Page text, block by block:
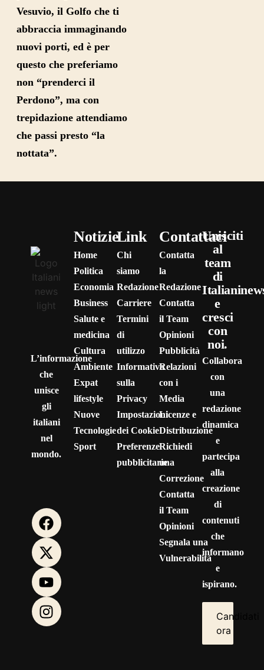
Vesuvio, il Golfo che ti
abbraccia immaginando
nuovi porti, ed è per
questo che preferiamo
non “prenderci il
Perdono”, ma con
trepidazione attendiamo
che passi presto “la
nottata”.
L’informazione
che
unisce
gli
italiani
nel
mondo.
Notizie
Home
Politica
Economia
Business
Salute e
medicina
Cultura
Ambiente
Expat
lifestyle
Nuove
Tecnologie
Sport
Link
Chi
siamo
Redazione
Carriere
Termini
di
utilizzo
Informativa
sulla
Privacy
Impostazioni
dei Cookie
Preferenze
pubblicitarie
Contattaci
Contatta
la
Redazione
Contatta
il Team
Opinioni
Pubblicità
Relazioni
con i
Media
Licenze e
Distribuzione
Richiedi
una
Correzione
Contatta
il Team
Opinioni
Segnala una
Vulnerabilità
Unisciti
al
team
di
e
cresci
con
noi.
Collabora
con
una
redazione
dinamica
e
partecipa
alla
creazione
di
contenuti
che
informano
e
ispirano.
Candidati
ora